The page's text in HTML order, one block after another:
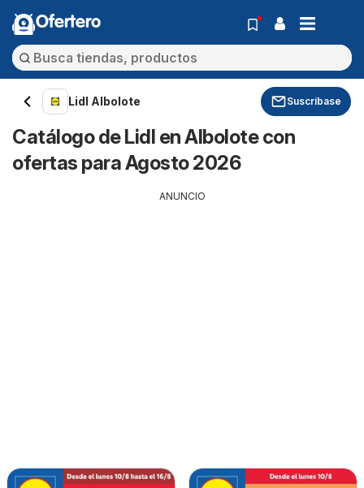
Ofertero
Lidl Albolote Suscríbase
Catálogo de Lidl en Albolote con
ofertas para Agosto 2026
ANUNCIO